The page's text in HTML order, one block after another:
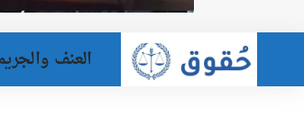
العنف